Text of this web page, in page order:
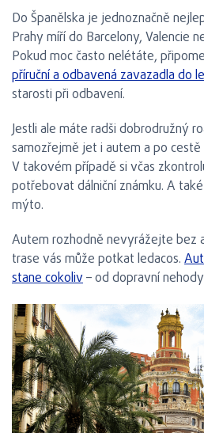
Do Španělska je jednoznačně
Prahy míří do Barcelony, Valencie
Pokud moc často nelétáte,
příruční a odbavená zavazadla do
starosti při odbavení.
Jestli ale máte radši dobrodružný
samozřejmě jet i autem a po
V takovém případě si včas
potřebovat dálniční známku. A
mýto.
Autem rozhodně nevyrážejte bez
trase vás může potkat ledacos.
stane cokoliv– od dopravní